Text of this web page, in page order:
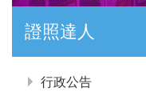
證照達人
行政公告